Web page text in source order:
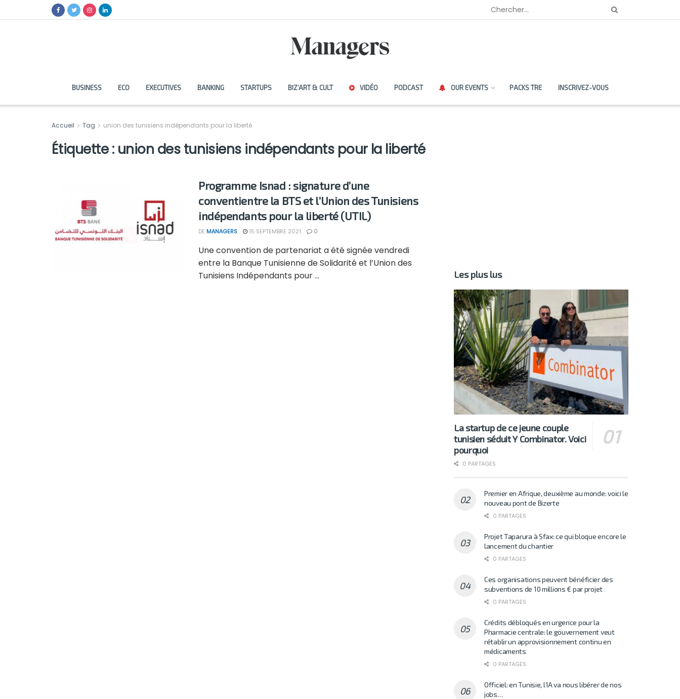
BUSINESS ECO EXECUTIVES BANKING STARTUPS BIZ’ART & CULT VIDÉO PODCAST OUR EVENTS PACKS TRE INSCRIVEZ-VOUS
Accueil Tag union des tunisiens indépendants pour la liberté
Étiquette : union des tunisiens indépendants pour la liberté
Programme Isnad : signature d’une
conventientre la BTS et l’Union des Tunisiens
indépendants pour la liberté (UTIL)
DE MANAGERS 15 SEPTEMBRE 2021 0
Une convention de partenariat a été signée vendredi
entre la Banque Tunisienne de Solidarité et l’Union des
Tunisiens Indépendants pour ...
Les plus lus
La startup de ce jeune couple
tunisien séduit Y Combinator. Voici
pourquoi
0 PARTAGES
Premier en Afrique, deuxième au monde: voici le
nouveau pont de Bizerte
0 PARTAGES
Projet Taparura à Sfax: ce qui bloque encore le
lancement du chantier
0 PARTAGES
Ces organisations peuvent bénéficier des
subventions de 10 millions € par projet
0 PARTAGES
Crédits débloqués en urgence pour la
Pharmacie centrale: le gouvernement veut
rétablir un approvisionnement continu en
médicaments
0 PARTAGES
Officiel: en Tunisie, l’IA va nous libérer de nos
jobs…